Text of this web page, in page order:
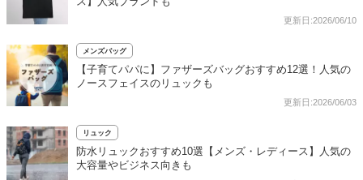
更新日:2026/06/10
メンズバッグ
【子育てパパに】ファザーズバッグおすすめ12選！人気の
ノースフェイスのリュックも
更新日:2026/06/03
リュック
防水リュックおすすめ10選【メンズ・レディース】人気の
大容量やビジネス向きも